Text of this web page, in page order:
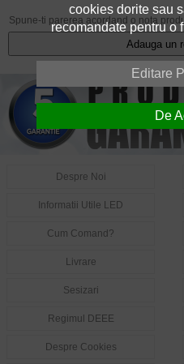
Spune-ti parerea acordand o nota
Adauga un
Despre Noi
Informatii Utile LED
Cum Comand?
Livrare
Sesizari
Regimul DEEE
Despre Cookies
cookies dorite sau
recomandate pentru o
Editare
De